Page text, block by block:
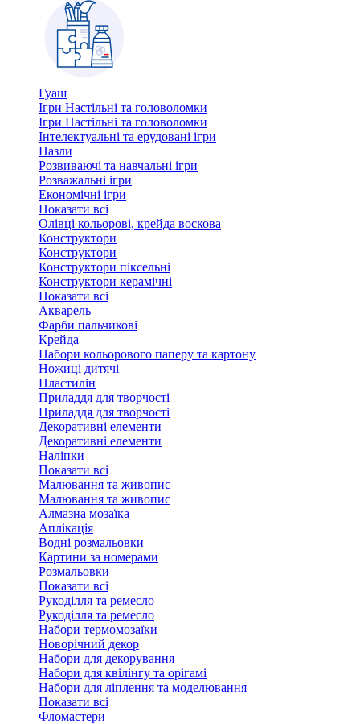
Гуаш
Ігри Настільні та головоломки
Ігри Настільні та головоломки
Інтелектуальні та ерудовані ігри
Пазли
Розвиваючі та навчальні ігри
Розважальні ігри
Економічні ігри
Показати всі
Олівці кольорові, крейда воскова
Конструктори
Конструктори
Конструктори піксельні
Конструктори керамічні
Показати всі
Акварель
Фарби пальчикові
Крейда
Набори кольорового паперу та картону
Ножиці дитячі
Пластилін
Приладдя для творчості
Приладдя для творчості
Декоративні елементи
Декоративні елементи
Налiпки
Показати всі
Малювання та живопис
Малювання та живопис
Алмазна мозаїка
Аплікація
Водні розмальовки
Картини за номерами
Розмальовки
Показати всі
Рукоділля та ремесло
Рукоділля та ремесло
Набори термомозаїки
Новорічний декор
Набори для декорування
Набори для квілінгу та орігамі
Набори для ліплення та моделювання
Показати всі
Фломастери